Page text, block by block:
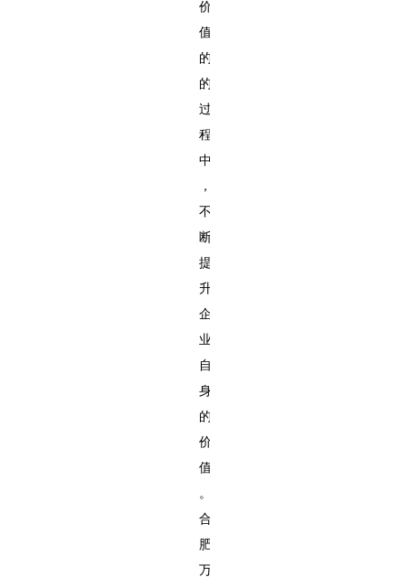
价
值
的
的
过
程
中
，
不
断
提
升
企
业
自
身
的
价
值
。
合
肥
万